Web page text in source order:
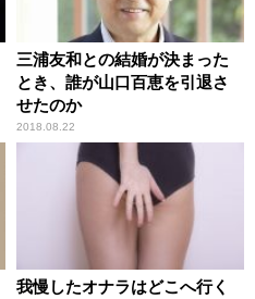
三浦友和との結婚が決まった
とき、誰が山口百恵を引退さ
せたのか
2018.08.22
我慢したオナラはどこへ行く